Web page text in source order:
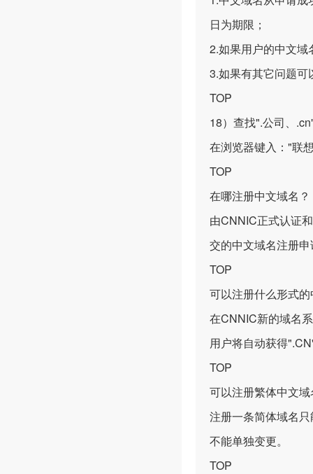
日为期限；
2.如果用户的中文
3.如果有其它问题
TOP
18）查找".公司、
在浏览器键入："联
TOP
在哪注册中文域名？
由CNNIC正式认证
交的中文域名注册
TOP
可以注册什么形式
在CNNIC新的域名
用户将自动获得
TOP
可以注册繁体中文
注册一条简体域名
不能单独变更。
TOP